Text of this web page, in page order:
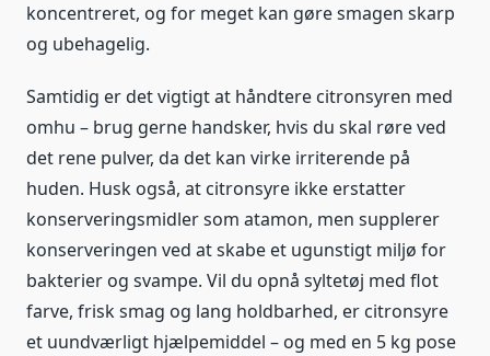
koncentreret, og for meget kan gøre smagen skarp
og ubehagelig.
Samtidig er det vigtigt at håndtere citronsyren med
omhu – brug gerne handsker, hvis du skal røre ved
det rene pulver, da det kan virke irriterende på
huden. Husk også, at citronsyre ikke erstatter
konserveringsmidler som atamon, men supplerer
konserveringen ved at skabe et ugunstigt miljø for
bakterier og svampe. Vil du opnå syltetøj med flot
farve, frisk smag og lang holdbarhed, er citronsyre
et uundværligt hjælpemiddel – og med en 5 kg pose